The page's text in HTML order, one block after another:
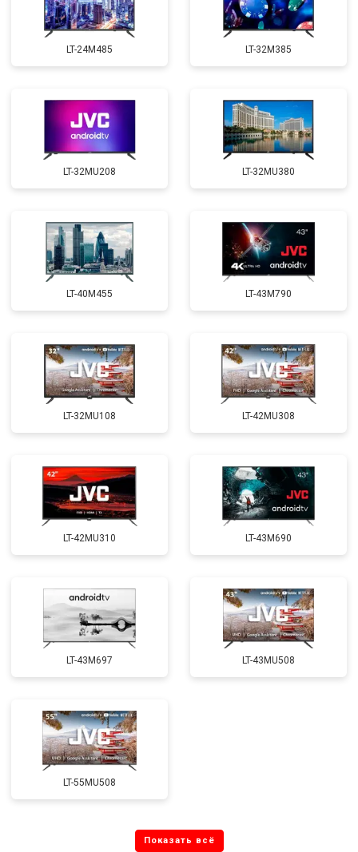
LT-24M485 LT-32M385
LT-32MU208 LT-32MU380
LT-40M455 LT-43M790
LT-32MU108 LT-42MU308
LT-42MU310 LT-43M690
LT-43M697 LT-43MU508
LT-55MU508